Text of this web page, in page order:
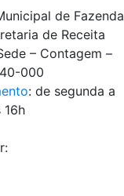
de Fazenda
de Receita
– Contagem –
000
: de segunda a